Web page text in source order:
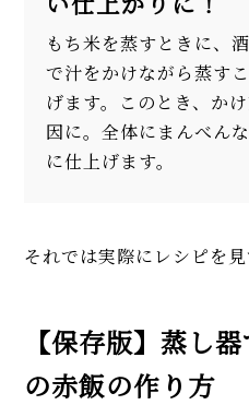
もち米を蒸すときに、
で汁をかけながら蒸す
げます。このとき、か
因に。全体にまんべん
に仕上げます。
それでは実際にレシピを見
【保存版】蒸し
の赤飯の作り方